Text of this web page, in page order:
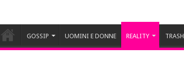
GOSSIP UOMINI E DONNE REALITY TRASH